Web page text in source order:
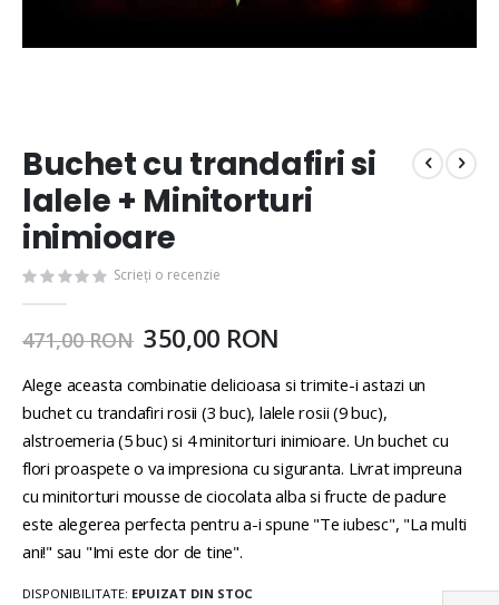
Buchet cu trandafiri si
lalele + Minitorturi
inimioare
Scrieți o recenzie
471,00 RON 350,00 RON
Alege aceasta combinatie delicioasa si trimite-i astazi un
buchet cu trandafiri rosii (3 buc), lalele rosii (9 buc),
alstroemeria (5 buc) si 4 minitorturi inimioare. Un buchet cu
flori proaspete o va impresiona cu siguranta. Livrat impreuna
cu minitorturi mousse de ciocolata alba si fructe de padure
este alegerea perfecta pentru a-i spune "Te iubesc", "La multi
ani!" sau "Imi este dor de tine".
DISPONIBILITATE: EPUIZAT DIN STOC